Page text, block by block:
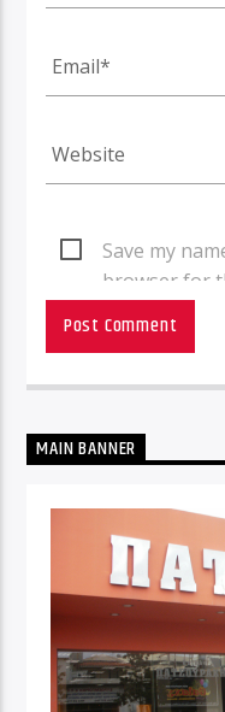
Save my
browser for
MAIN BANNER